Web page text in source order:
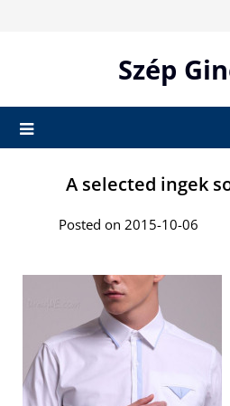
Szép
A selected ingek
Posted on 2015-10-06